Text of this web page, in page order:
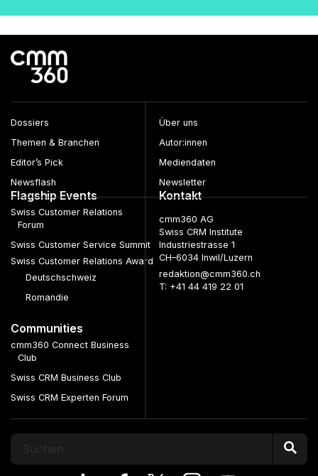
der
Beiträge
Dossiers
Themen & Branchen
Editor’s Pick
Newsflash
Über uns
Autor:innen
Mediendaten
Newsletter
Flagship Events
Swiss Customer Relations
Forum
Swiss Customer Service Summit
Swiss Customer Relations Award
Deutschschweiz
Romandie
Communities
cmm360 Connect Business
Club
Swiss CRM Business Club
Swiss CRM Experten Forum
Kontakt
cmm360 AG
Swiss CRM Institute
Industriestrasse 1
CH–6034 Inwil/Luzern
redaktion@cmm360.ch
T: +41 44 419 22 01